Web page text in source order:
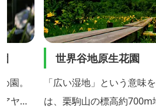
園。
ヤメ
世界谷地原生花園
「広い湿地」という意味
は、栗駒山の標高約700m